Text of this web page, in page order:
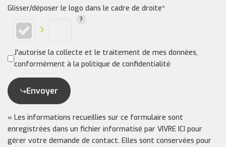
Glisser/déposer le logo dans le cadre de droite*
J'autorise la collecte et le traitement de mes données,
conformément à la politique de confidentialité
Envoyer
« Les informations recueillies sur ce formulaire sont
enregistrées dans un fichier informatisé par VIVRE ICI pour
gérer votre demande de contact. Elles sont conservées pour